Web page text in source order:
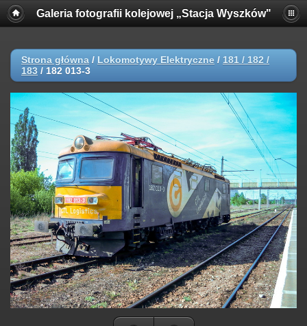
Galeria fotografii kolejowej „Stacja Wyszków"
Strona główna / Lokomotywy Elektryczne / 181 / 182 /
183 / 182 013-3